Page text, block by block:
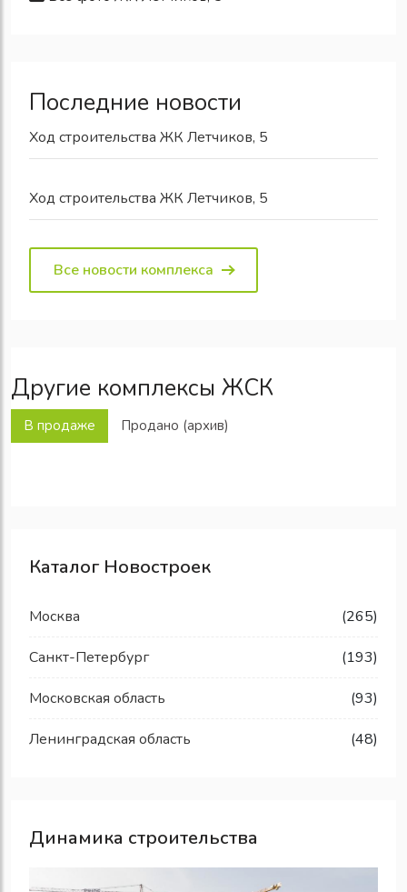
Последние новости
Ход строительства ЖК Летчиков, 5
Ход строительства ЖК Летчиков, 5
Все новости комплекса
Другие комплексы ЖСК
В продаже Продано (архив)
Каталог Новостроек
Москва (265)
Санкт-Петербург (193)
Московская область (93)
Ленинградская область (48)
Динамика строительства